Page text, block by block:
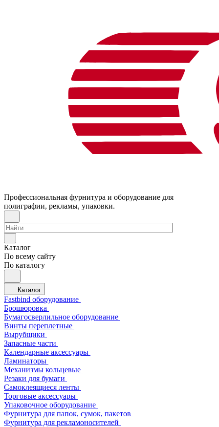
Профессиональная фурнитура и оборудование для
полиграфии, рекламы, упаковки.
Каталог
По всему сайту
По каталогу
Каталог
Fastbind оборудование
Брошюровка
Бумагосверлильное оборудование
Винты переплетные
Вырубщики
Запасные части
Календарные аксессуары
Ламинаторы
Механизмы кольцевые
Резаки для бумаги
Самоклеящиеся ленты
Торговые аксессуары
Упаковочное оборудование
Фурнитура для папок, сумок, пакетов
Фурнитура для рекламоносителей